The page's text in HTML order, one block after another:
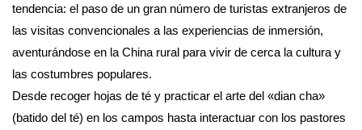
tendencia: el paso de un gran número de turistas extranjeros de
las visitas convencionales a las experiencias de inmersión,
aventurándose en la China rural para vivir de cerca la cultura y
las costumbres populares.
Desde recoger hojas de té y practicar el arte del «dian cha»
(batido del té) en los campos hasta interactuar con los pastores